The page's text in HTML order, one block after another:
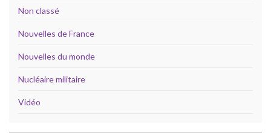
Non classé
Nouvelles de France
Nouvelles du monde
Nucléaire militaire
Vidéo